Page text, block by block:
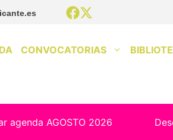
CONVOCATORIAS
agenda AGOSTO 2026